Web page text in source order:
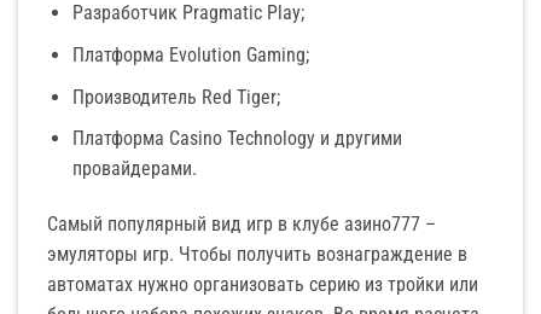
Разработчик Pragmatic Play;
Платформа Evolution Gaming;
Производитель Red Tiger;
Платформа Casino Technology и другими
провайдерами.
Самый популярный вид игр в клубе азино777 –
эмуляторы игр. Чтобы получить вознаграждение в
автоматах нужно организовать серию из тройки или